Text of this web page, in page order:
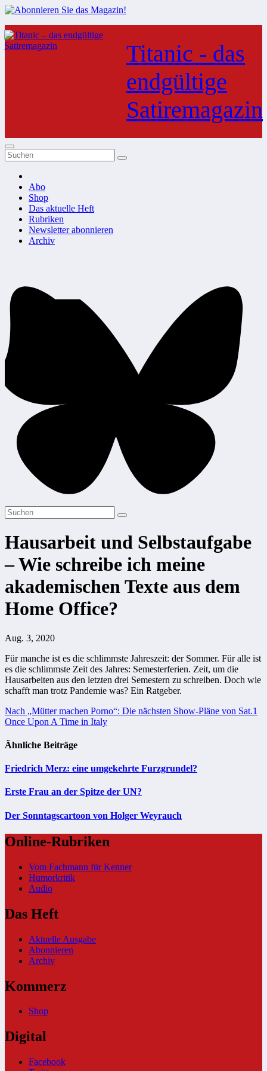
Zum
Inhalt
springen
Titanic - das
endgültige
Satiremagazin
Abo
Shop
Das aktuelle Heft
Rubriken
Newsletter abonnieren
Archiv
Hausarbeit und Selbstaufgabe
– Wie schreibe ich meine
akademischen Texte aus dem
Home Office?
Aug. 3, 2020
Für manche ist es die schlimmste Jahreszeit: der Sommer. Für alle ist
es die schlimmste Zeit des Jahres: Semesterferien. Zeit, um die
Hausarbeiten aus den letzten drei Semestern zu schreiben. Doch wie
schafft man trotz Pandemie was? Ein Ratgeber.
Beitragsnavigation
Nach „Mütter machen Porno“: Die nächsten Show-Pläne von Sat.1
Once Upon A Time in Italy
Ähnliche Beiträge
Friedrich Merz: eine umgekehrte Furzgrundel?
Erste Frau an der Spitze der UN?
Der Sonntagscartoon von Holger Weyrauch
Online-Rubriken
Vom Fachmann für Kenner
Humorkritik
Audio
Das Heft
Aktuelle Ausgabe
Abonnieren
Archiv
Kommerz
Shop
Digital
Facebook